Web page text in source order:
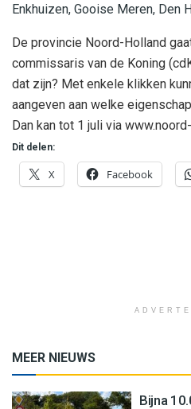
Enkhuizen, Gooise Meren, Den
De provincie Noord-Holland
commissaris van de Koning
dat zijn? Met enkele klikken
aangeven aan welke
Dan kan tot 1 juli via
Dit delen:
X Facebook
MEER NIEUWS
Bijna